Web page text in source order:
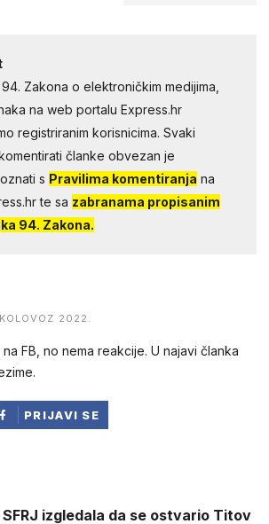
Zakona o elektroničkim medijima,
na web portalu Express.hr
registriranim korisnicima. Svaki
članke obvezan je
s Pravilima komentiranja na
te sa zabranama propisanim
94. Zakona.
2022.
FB, no nema reakcije. U najavi članka
PRIJAVI SE
SFRJ izgledala da se ostvario Titov